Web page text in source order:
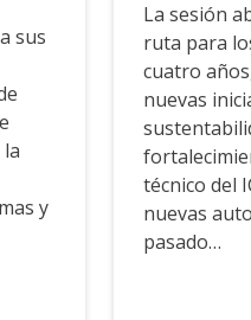
sus
y
La sesión
ruta para
cuatro
nuevas
técnico del
nuevas
pasado…